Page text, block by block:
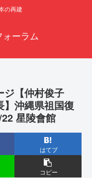
の再建
ーラム
ジ【仲村俊子
】沖縄県祖国復
星陵會館
はてブ
コピー